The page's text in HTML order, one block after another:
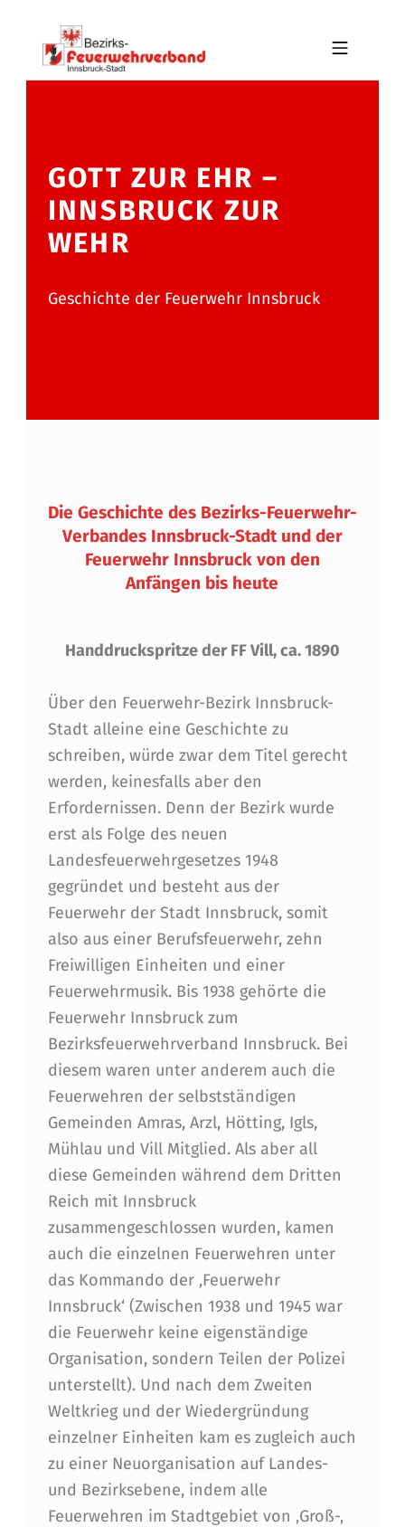
Skip to main navigation
Skip to main content
Skip to footer
BFV INNSBRUCK-STADT
GOTT ZUR EHR –
INNSBRUCK ZUR
WEHR
Geschichte der Feuerwehr Innsbruck
Die Geschichte des Bezirks-Feuerwehr-
Verbandes Innsbruck-Stadt und der
Feuerwehr Innsbruck von den
Anfängen bis heute
Handdruckspritze der FF Vill, ca. 1890
Über den Feuerwehr-Bezirk Innsbruck-
Stadt alleine eine Geschichte zu
schreiben, würde zwar dem Titel gerecht
werden, keinesfalls aber den
Erfordernissen. Denn der Bezirk wurde
erst als Folge des neuen
Landesfeuerwehrgesetzes 1948
gegründet und besteht aus der
Feuerwehr der Stadt Innsbruck, somit
also aus einer Berufsfeuerwehr, zehn
Freiwilligen Einheiten und einer
Feuerwehrmusik. Bis 1938 gehörte die
Feuerwehr Innsbruck zum
Bezirksfeuerwehrverband Innsbruck. Bei
diesem waren unter anderem auch die
Feuerwehren der selbstständigen
Gemeinden Amras, Arzl, Hötting, Igls,
Mühlau und Vill Mitglied. Als aber all
diese Gemeinden während dem Dritten
Reich mit Innsbruck
zusammengeschlossen wurden, kamen
auch die einzelnen Feuerwehren unter
das Kommando der ‚Feuerwehr
Innsbruck‘ (Zwischen 1938 und 1945 war
die Feuerwehr keine eigenständige
Organisation, sondern Teilen der Polizei
unterstellt). Und nach dem Zweiten
Weltkrieg und der Wiedergründung
einzelner Einheiten kam es zugleich auch
zu einer Neuorganisation auf Landes-
und Bezirksebene, indem alle
Feuerwehren im Stadtgebiet von ‚Groß-‚